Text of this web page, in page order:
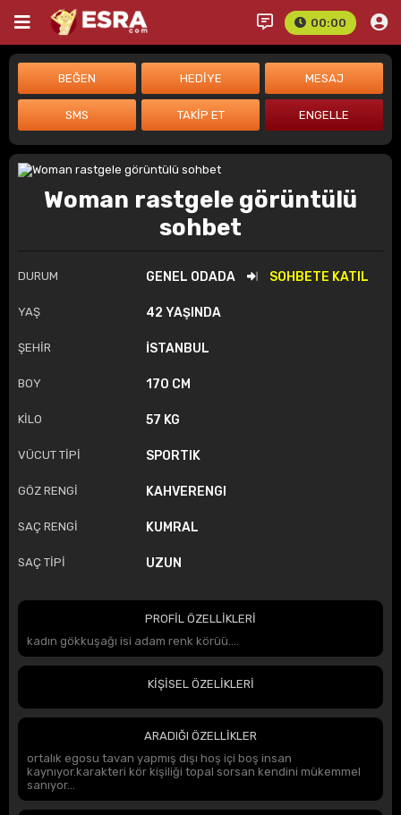
00:00
Woman rastgele görüntülü
sohbet
DURUM GENEL ODADA SOHBETE KATIL
YAŞ 42 YAŞINDA
ŞEHİR İSTANBUL
BOY 170 CM
KİLO 57 KG
VÜCUT TİPİ SPORTIK
GÖZ RENGİ KAHVERENGI
SAÇ RENGİ KUMRAL
SAÇ TİPİ UZUN
PROFİL ÖZELLİKLERİ
kadın gökkuşağı isi adam renk körüü....
KİŞİSEL ÖZELİKLERİ
ARADIĞI ÖZELLİKLER
ortalık egosu tavan yapmış dışı hoş içi boş insan
kaynıyor.karakteri kör kişiliği topal sorsan kendini mükemmel
sanıyor...